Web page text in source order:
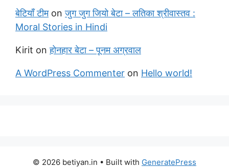
बेटियाँ टीमonजुग जुग जियो बेटा – लतिका श्रीवास्तव :
Moral Stories in Hindi
Kirit onहोनहार बेटा – पूनम अग्रवाल
A WordPress Commenter on Hello world!
© 2026 betiyan.in • Built with GeneratePress